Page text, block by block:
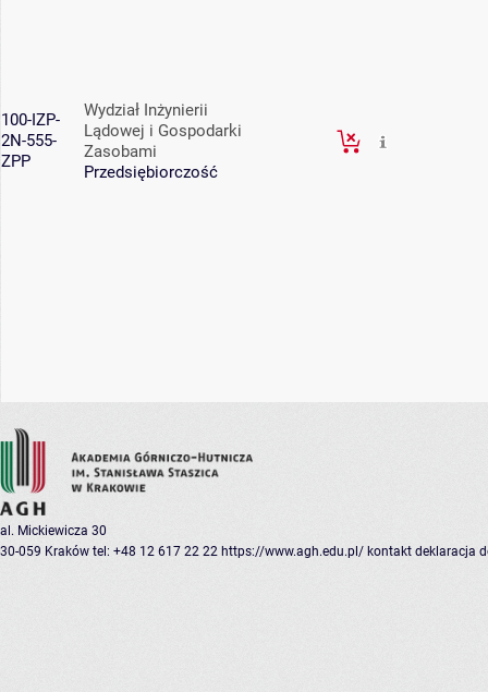
100-IZP-
2N-555-
ZPP
Wydział Inżynierii
Lądowej i Gospodarki
Zasobami
Przedsiębiorczość
al. Mickiewicza 30
30-059 Kraków tel: +48 12 617 22 22 https://www.agh.edu.pl/ kontakt deklaracja